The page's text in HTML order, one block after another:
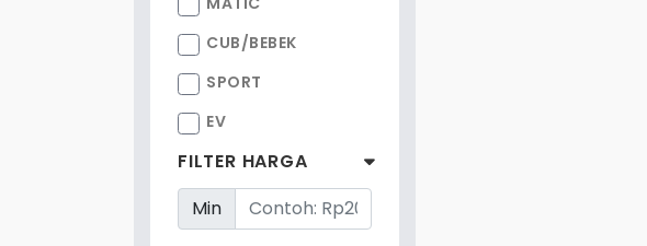
CUB/BEBEK
SPORT
EV
FILTER HARGA
Min